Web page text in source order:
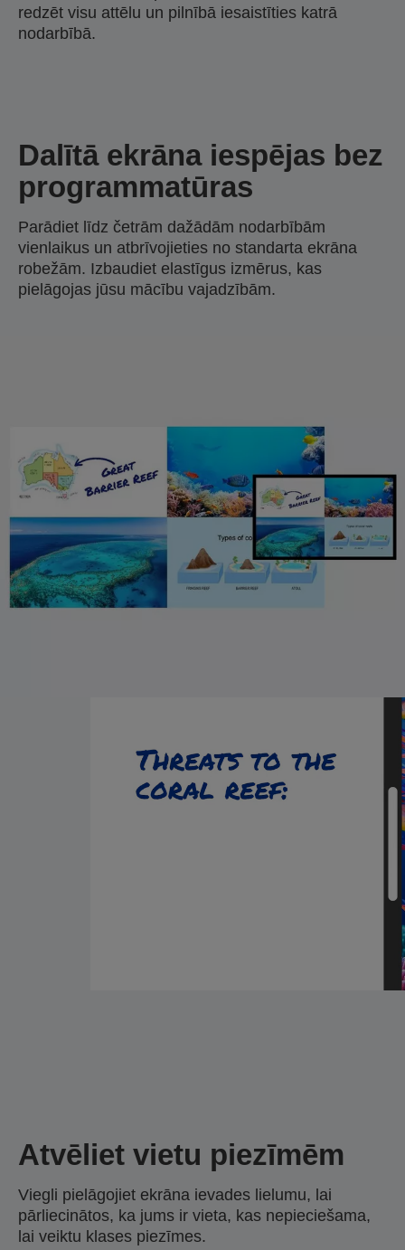
redzēt visu attēlu un pilnībā iesaistīties katrā
nodarbībā.
Dalītā ekrāna iespējas bez
programmatūras
Parādiet līdz četrām dažādām nodarbībām
vienlaikus un atbrīvojieties no standarta ekrāna
robežām. Izbaudiet elastīgus izmērus, kas
pielāgojas jūsu mācību vajadzībām.
Atvēliet vietu piezīmēm
Viegli pielāgojiet ekrāna ievades lielumu, lai
pārliecinātos, ka jums ir vieta, kas nepieciešama,
lai veiktu klases piezīmes.